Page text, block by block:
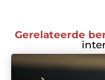
Gerelateerde